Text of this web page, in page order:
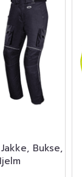
Jakke, Bukse,